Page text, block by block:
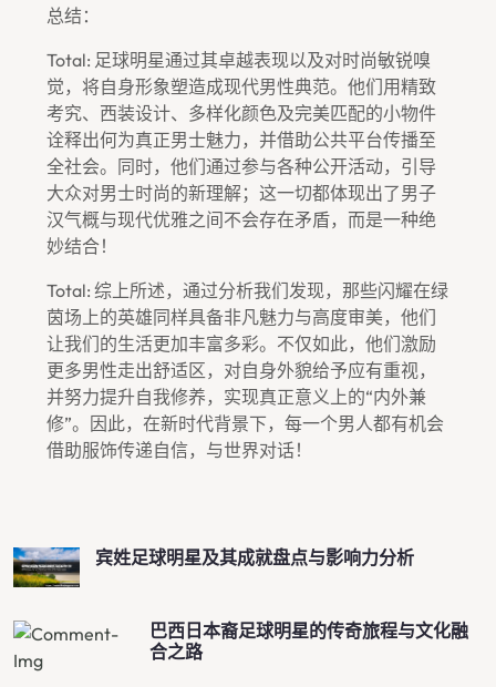
总结：
Total: 足球明星通过其卓越表现以及对时尚敏锐嗅
觉，将自身形象塑造成现代男性典范。他们用精致
考究、西装设计、多样化颜色及完美匹配的小物件
诠释出何为真正男士魅力，并借助公共平台传播至
全社会。同时，他们通过参与各种公开活动，引导
大众对男士时尚的新理解；这一切都体现出了男子
汉气概与现代优雅之间不会存在矛盾，而是一种绝
妙结合！
Total: 综上所述，通过分析我们发现，那些闪耀在绿
茵场上的英雄同样具备非凡魅力与高度审美，他们
让我们的生活更加丰富多彩。不仅如此，他们激励
更多男性走出舒适区，对自身外貌给予应有重视，
并努力提升自我修养，实现真正意义上的“内外兼
修”。因此，在新时代背景下，每一个男人都有机会
借助服饰传递自信，与世界对话！
宾姓足球明星及其成就盘点与影响力分析
巴西日本裔足球明星的传奇旅程与文化融
合之路